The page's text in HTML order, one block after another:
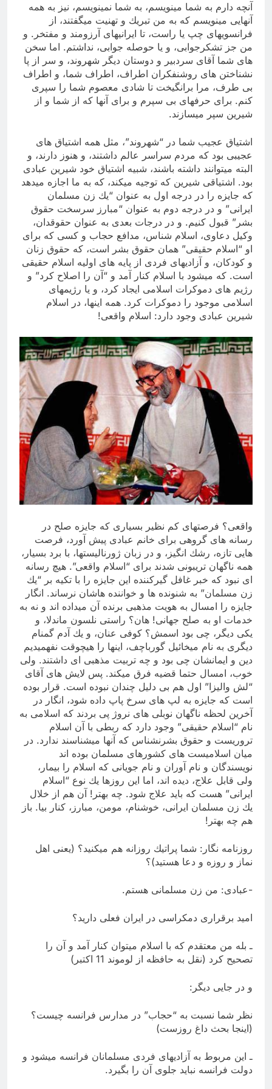
آنچه دارم به شما مینویسم، به شما نمینویسم، نیز به همه
آنهایی مینویسم كه به من تبریك و تهنیت میگفتند، از
فرانسویهای چپ یا راست، تا ایرانیهای آرزومند و مفتخر. و
من جز تشكرجوابی، و یا حوصله جوابی، نداشتم. اما سخن
های شما آقای سردبیر و دوستان دیگر شهروند، و سر از پا
نشناختن های روشنفكران اطراف، اطراف شما، و اطراف
بی طرف، مرا برانگیخت تا شادی معصوم شما را سپری
كنم. برای حرفهای بی سپرم و برای آنها كه از شما و از
شیرین سپر میسازند.
اشتیاق عجیب شما در “شهروند”، مثل همه اشتیاق های
عجیبی بود كه مردم سراسر عالم داشتند، و هنوز دارند، و
البته میتوانند داشته باشند، شبیه اشتیاق خود شیرین عبادی
بود. اشتیاقی شیرین كه توجیه میكند، كه به ما اجازه میدهد
كه جایزه را در درجه اول به عنوان “یك زن مسلمان
ایرانی” و در‌ درجه دوم به عنوان “مبارز سرسخت حقوق
بشر” قبول كنیم. و در درجات بعدی به عنوان حقوقدان،
وكیل دعاوی، اسلام شناس، مدافع حجاب و كسی كه برای
او “اسلام حقیقی” همان حقوق بشر است، كه حقوق زنان
و كودكان، و آزادیهای فردی از پایه های اولیه اسلام حقیقی
است. كه میشود با اسلام كنار آمد و “آن را اصلاح كرد” و
رژیم های دموكرات اسلامی ایجاد‌ كرد، و یا رژیمهای
اسلامی موجود را دموكرات كرد. همه اینها، در اسلام
شیرین عبادی وجود دارد: اسلام واقعی!
واقعی؟ فرصتهای كم نظیر بسیاری كه جایزه صلح در
رسانه های گروهی برای خانم عبادی پیش آورد، فرصت
هایی تازه، رشك انگیز، و در زبان ژورنالیستها، با برد بسیار،
همه ناگهان تریبونی شدند برای “اسلام واقعی”. هیچ رسانه
ای نبود كه خبر غافل گیركننده این جایزه را با تكیه بر “یك
زن مسلمان” به شنونده ها و خواننده هاشان نرساند. انگار
جایزه را امسال به هویت مذهبی برنده آن میداده اند و نه به
خدمات او به صلح جهانی! هان؟ راستی نلسون ماندلا، و
یكی دیگر، چی بود اسمش؟ كوفی عنان، و یك آدم گمنام
دیگری به نام میخائیل گورباچف، اینها را هیچوقت نفهمیدیم
دین و ایمانشان چی بود و چه تربیت مذهبی ای داشتند. ولی
خوب، امسال حتما قضیه فرق میكند. پس لایش های آقای
“لش والیزا” اول هم بی دلیل چندان نبوده است. قرار بوده
است كه جایزه به لپ های سرخ پاپ داده شود، انگار در
آخرین لحظه ناگهان نوبلی های نروژ پی بردند كه اسلامی به
نام “اسلام حقیقی” وجود دارد كه ربطی با آن اسلام
تروریست و حقوق بشرنشناس كه آنها میشناسند ندارد. در
میان اسلامیست های كشورهای مسلمان بوده اند
نویسندگان و نام آوران و نام جویانی كه اسلام را بیمار،
ولی قابل علاج، دیده اند، اما این روزها یك نوع “اسلام
ایرانی” هست كه باید علاج شود. چه بهتر! آن هم از خلال
یك زن مسلمان ایرانی، خوشنام، مومن، مبارز، كنار بیا. باز
هم چه بهتر!
روزنامه نگار: شما پراتیك روزانه هم میكنید؟ (یعنی اهل
نماز و روزه و دعا هستید)؟
-عبادی: من زن مسلمانی هستم.
امید برقراری دمكراسی در ایران فعلی دارید؟
ـ بله من معتقدم كه با اسلام میتوان كنار آمد و آن را
تصحیح كرد (نقل به حافظه از لوموند 11 اكتبر)
و در جایی دیگر:
نظر شما نسبت به “حجاب” در مدارس فرانسه چیست؟
(اینجا بحث داغ روزست)
ـ این مربوط به آزادیهای فردی مسلمانان فرانسه میشود و
دولت فرانسه نباید جلوی آن را بگیرد.